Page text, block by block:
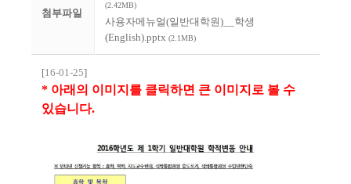
첨부파일
(2.42MB)
사용자메뉴얼(일반대학원)__학생
(English).pptx (2.1MB)
[16-01-25]
* 아래의 이미지를 클릭하면 큰 이미지로 볼 수
있습니다.